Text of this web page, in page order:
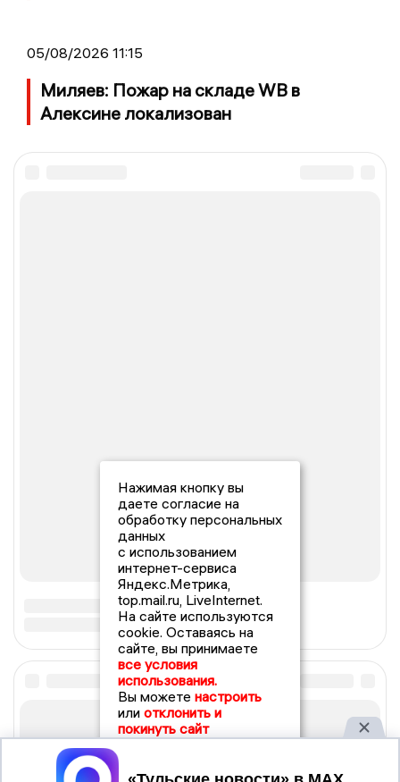
05/08/2026 11:15
Миляев: Пожар на складе WB в
Алексине локализован
Нажимая кнопку вы
даете согласие на
обработку персональных
данных
с использованием
интернет-сервиса
Яндекс.Метрика,
top.mail.ru, LiveInternet.
На сайте используются
cookie. Оставаясь на
сайте, вы принимаете
все условия
использования.
Вы можете настроить
или отклонить и
покинуть сайт
Принять